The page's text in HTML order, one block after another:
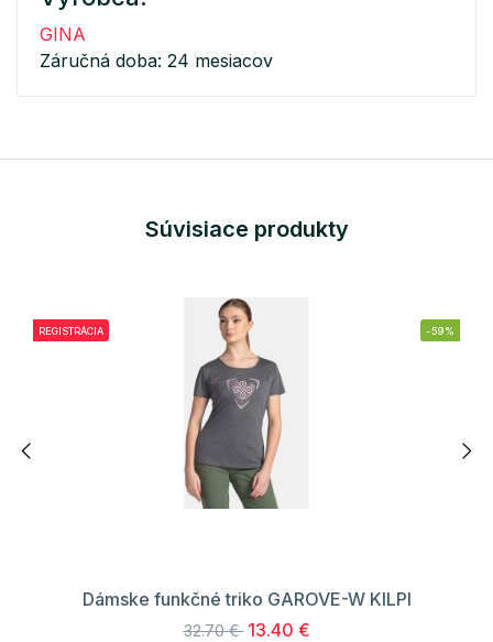
GINA
Záručná doba: 24 mesiacov
Súvisiace produkty
REGISTRÁCIA -59%
Dámske funkčné triko GAROVE-W KILPI
32.70 € 13.40 €